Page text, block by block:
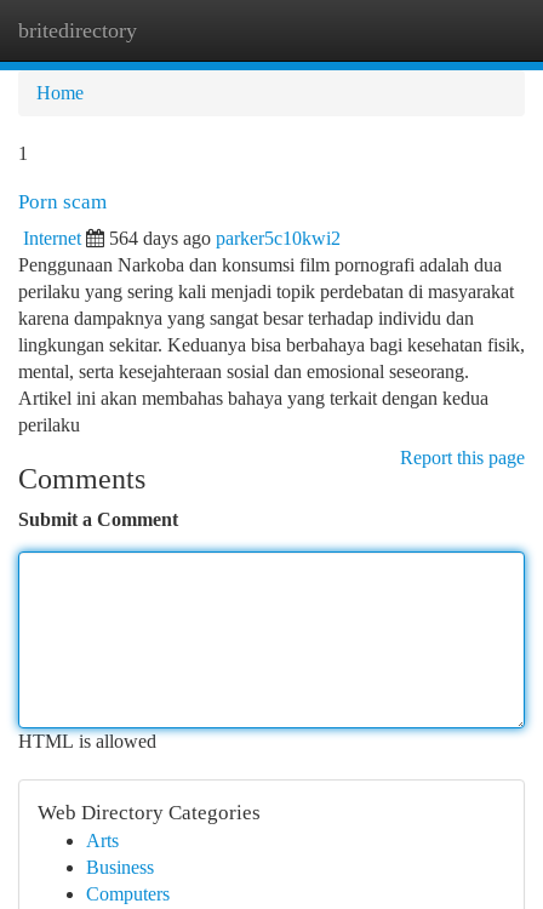
britedirectory
Home
1
Porn scam
Internet 564 days ago parker5c10kwi2
Penggunaan Narkoba dan konsumsi film pornografi adalah dua
perilaku yang sering kali menjadi topik perdebatan di masyarakat
karena dampaknya yang sangat besar terhadap individu dan
lingkungan sekitar. Keduanya bisa berbahaya bagi kesehatan fisik,
mental, serta kesejahteraan sosial dan emosional seseorang.
Artikel ini akan membahas bahaya yang terkait dengan kedua
perilaku
Report this page
Comments
Submit a Comment
HTML is allowed
Web Directory Categories
Arts
Business
Computers